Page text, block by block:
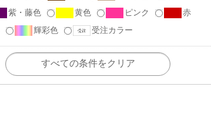
紫・藤色 黄色 ピンク
赤
輝彩色 受注カラー